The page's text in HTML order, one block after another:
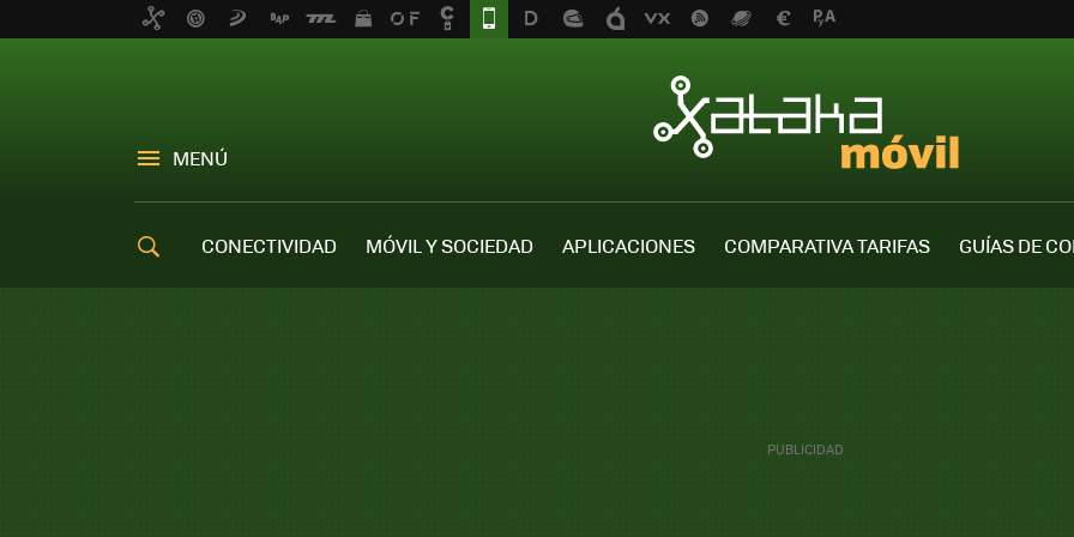
MENÚ
CONECTIVIDAD MÓVIL Y SOCIEDAD APLICACIONES COMPARATIVA TARIFAS
GUÍAS DE